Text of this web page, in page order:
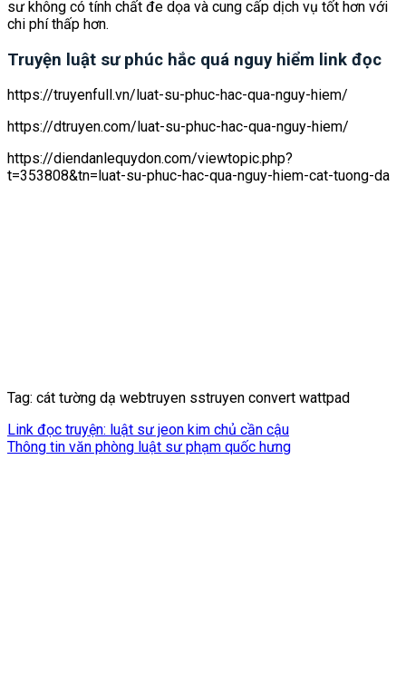
sư không có tính chất đe dọa và cung cấp dịch vụ tốt hơn với
chi phí thấp hơn.
Truyện luật sư phúc hắc quá nguy hiểm link đọc
https://truyenfull.vn/luat-su-phuc-hac-qua-nguy-hiem/
https://dtruyen.com/luat-su-phuc-hac-qua-nguy-hiem/
https://diendanlequydon.com/viewtopic.php?
t=353808&tn=luat-su-phuc-hac-qua-nguy-hiem-cat-tuong-da
Tag: cát tường dạ webtruyen sstruyen convert wattpad
Link đọc truyện: luật sư jeon kim chủ cần cậu
Thông tin văn phòng luật sư phạm quốc hưng